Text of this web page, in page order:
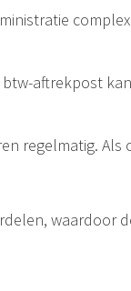
aftrekpost
regelmatig. Als
waardoor